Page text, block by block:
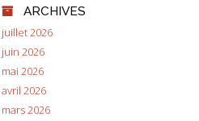
ARCHIVES
juillet 2026
juin 2026
mai 2026
avril 2026
mars 2026